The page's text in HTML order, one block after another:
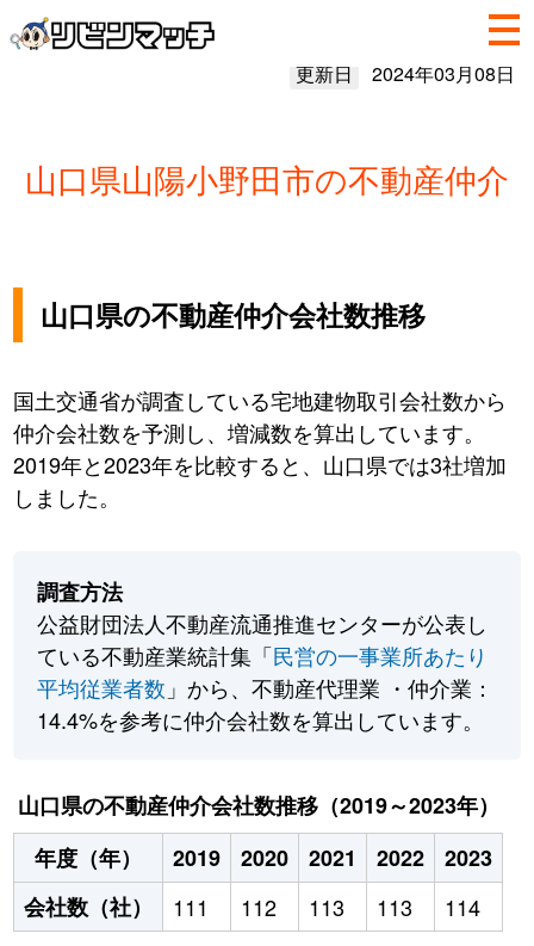
更新日 2024年03月08日
山口県山陽小野田市の不動産仲介
山口県の不動産仲介会社数推移
国土交通省が調査している宅地建物取引会社数から
仲介会社数を予測し、増減数を算出しています。
2019年と2023年を比較すると、山口県では3社増加
しました。
調査方法
公益財団法人不動産流通推進センターが公表し
ている不動産業統計集「民営の一事業所あたり
平均従業者数 」から、不動産代理業 ・仲介業：
14.4%を参考に仲介会社数を算出しています。
山口県の不動産仲介会社数推移（2019～2023年）
年度（年）
2019 2020 2021 2022
2023
会社数（社）
111 112 113 113 114